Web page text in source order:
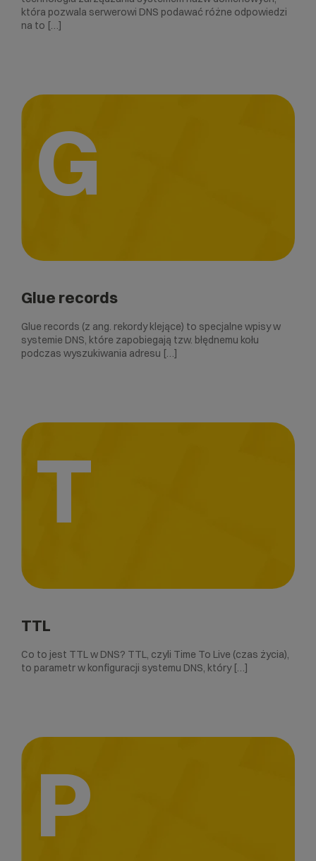
która pozwala serwerowi DNS podawać różne odpowiedzi
na to […]
G
Glue records
Glue records (z ang. rekordy klejące) to specjalne wpisy w
systemie DNS, które zapobiegają tzw. błędnemu kołu
podczas wyszukiwania adresu […]
T
TTL
Co to jest TTL w DNS? TTL, czyli Time To Live (czas życia),
to parametr w konfiguracji systemu DNS, który […]
P